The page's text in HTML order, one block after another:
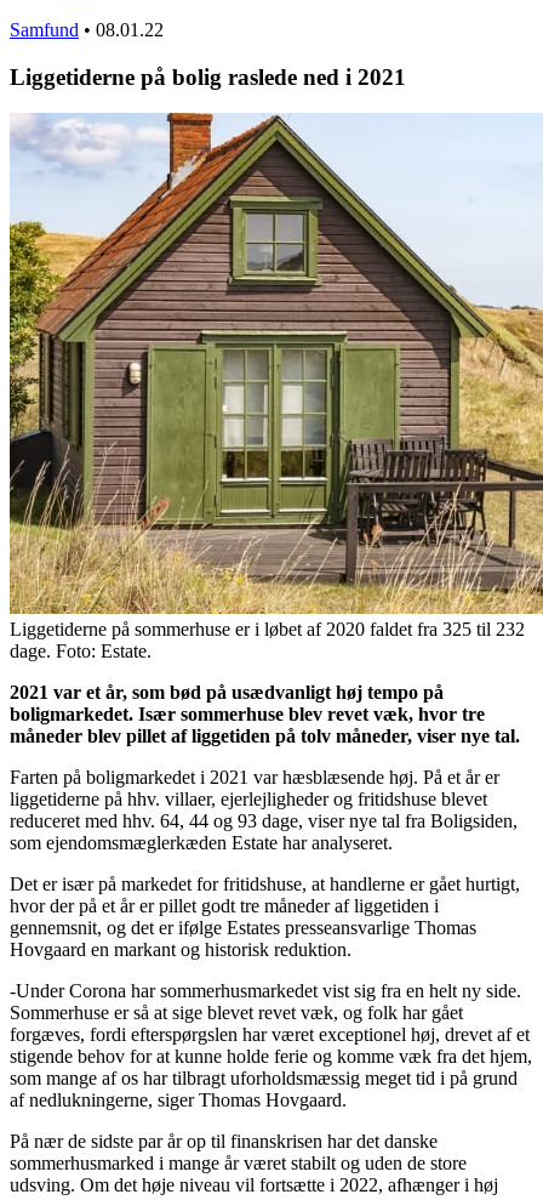
Samfund • 08.01.22
Liggetiderne på bolig raslede ned i 2021
Liggetiderne på sommerhuse er i løbet af 2020 faldet fra 325 til 232
dage. Foto: Estate.
2021 var et år, som bød på usædvanligt høj tempo på
boligmarkedet. Især sommerhuse blev revet væk, hvor tre
måneder blev pillet af liggetiden på tolv måneder, viser nye tal.
Farten på boligmarkedet i 2021 var hæsblæsende høj. På et år er
liggetiderne på hhv. villaer, ejerlejligheder og fritidshuse blevet
reduceret med hhv. 64, 44 og 93 dage, viser nye tal fra Boligsiden,
som ejendomsmæglerkæden Estate har analyseret.
Det er især på markedet for fritidshuse, at handlerne er gået hurtigt,
hvor der på et år er pillet godt tre måneder af liggetiden i
gennemsnit, og det er ifølge Estates presseansvarlige Thomas
Hovgaard en markant og historisk reduktion.
-Under Corona har sommerhusmarkedet vist sig fra en helt ny side.
Sommerhuse er så at sige blevet revet væk, og folk har gået
forgæves, fordi efterspørgslen har været exceptionel høj, drevet af et
stigende behov for at kunne holde ferie og komme væk fra det hjem,
som mange af os har tilbragt uforholdsmæssig meget tid i på grund
af nedlukningerne, siger Thomas Hovgaard.
På nær de sidste par år op til finanskrisen har det danske
sommerhusmarked i mange år været stabilt og uden de store
udsving. Om det høje niveau vil fortsætte i 2022, afhænger i høj